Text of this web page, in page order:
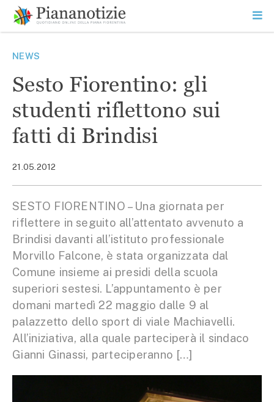
contenuto
SEARCH
NEWS
Sesto Fiorentino: gli
studenti riflettono sui
fatti di Brindisi
21.05.2012
SESTO FIORENTINO – Una giornata per
riflettere in seguito all’attentato avvenuto a
Brindisi davanti all’istituto professionale
Morvillo Falcone, è stata organizzata dal
Comune insieme ai presidi della scuola
superiori sestesi. L’appuntamento è per
domani martedì 22 maggio dalle 9 al
palazzetto dello sport di viale Machiavelli.
All’iniziativa, alla quale parteciperà il sindaco
Gianni Ginassi, parteciperanno […]